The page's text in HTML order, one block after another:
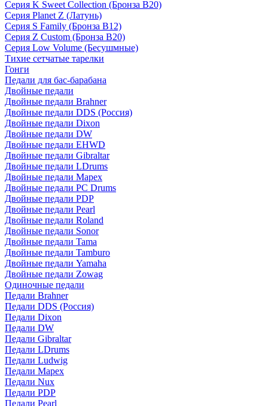
Серия K Sweet Collection (Бронза B20)
Серия Planet Z (Латунь)
Серия S Family (Бронза B12)
Серия Z Custom (Бронза B20)
Серия Low Volume (Бесушмные)
Тихие сетчатые тарелки
Гонги
Педали для бас-барабана
Двойные педали
Двойные педали Brahner
Двойные педали DDS (Россия)
Двойные педали Dixon
Двойные педали DW
Двойные педали EHWD
Двойные педали Gibraltar
Двойные педали LDrums
Двойные педали Mapex
Двойные педали PC Drums
Двойные педали PDP
Двойные педали Pearl
Двойные педали Roland
Двойные педали Sonor
Двойные педали Tama
Двойные педали Tamburo
Двойные педали Yamaha
Двойные педали Zowag
Одиночные педали
Педали Brahner
Педали DDS (Россия)
Педали Dixon
Педали DW
Педали Gibraltar
Педали LDrums
Педали Ludwig
Педали Mapex
Педали Nux
Педали PDP
Педали Pearl